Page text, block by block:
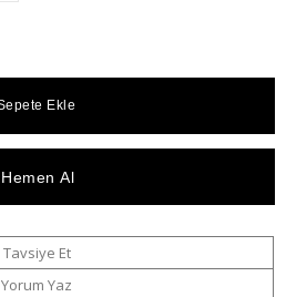
Tavsiye Et
Yorum Yaz